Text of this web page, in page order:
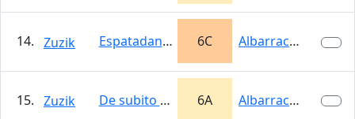
14. Zuzik Espatadantzari 6C Albarracín
15. Zuzik De subito plaf 6A Albarracín